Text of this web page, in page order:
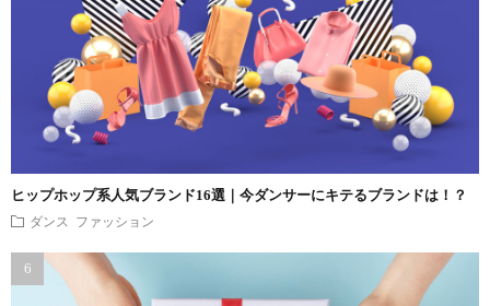
ヒップホップ系人気ブランド16選｜今ダンサーにキテるブランドは！？
ダンス ファッション